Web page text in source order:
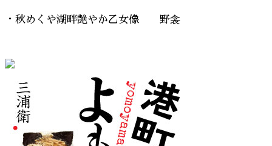
・秋めくや湖畔艶やか乙女像 野衾